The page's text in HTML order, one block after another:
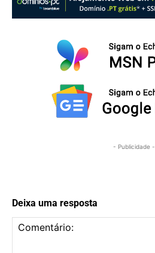
- Publicidade -
Deixa uma resposta